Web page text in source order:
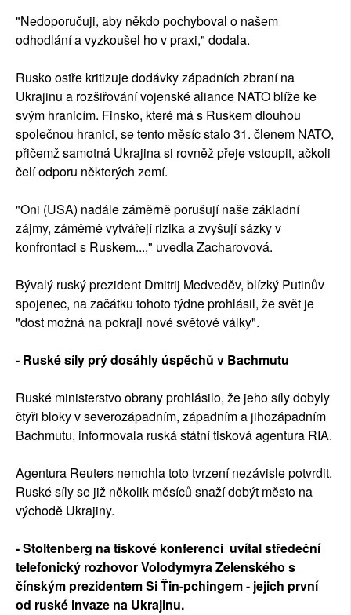
"Nedoporučuji, aby někdo pochyboval o našem
odhodlání a vyzkoušel ho v praxi," dodala.
Rusko ostře kritizuje dodávky západních zbraní na
Ukrajinu a rozšiřování vojenské aliance NATO blíže ke
svým hranicím. Finsko, které má s Ruskem dlouhou
společnou hranici, se tento měsíc stalo 31. členem NATO,
přičemž samotná Ukrajina si rovněž přeje vstoupit, ačkoli
čelí odporu některých zemí.
"Oni (USA) nadále záměrně porušují naše základní
zájmy, záměrně vytvářejí rizika a zvyšují sázky v
konfrontaci s Ruskem...," uvedla Zacharovová.
Bývalý ruský prezident Dmitrij Medveděv, blízký Putinův
spojenec, na začátku tohoto týdne prohlásil, že svět je
"dost možná na pokraji nové světové války".
- Ruské síly prý dosáhly úspěchů v Bachmutu
Ruské ministerstvo obrany prohlásilo, že jeho síly dobyly
čtyři bloky v severozápadním, západním a jihozápadním
Bachmutu, informovala ruská státní tisková agentura RIA.
Agentura Reuters nemohla toto tvrzení nezávisle potvrdit.
Ruské síly se již několik měsíců snaží dobýt město na
východě Ukrajiny.
- Stoltenberg na tiskové konferenci uvítal středeční
telefonický rozhovor Volodymyra Zelenského s
čínským prezidentem Si Ťin-pchingem - jejich první
od ruské invaze na Ukrajinu.